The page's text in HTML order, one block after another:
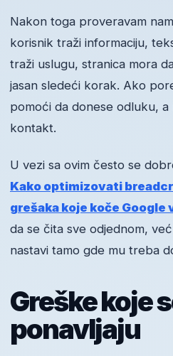
Nakon toga proveravam
korisnik traži informaciju,
traži uslugu, stranica mora
jasan sledeći korak. Ako
pomoći da donese odluku,
kontakt.
U vezi sa ovim često se
Kako optimizovati
grešaka koje koče
da se čita sve odjednom,
nastavi tamo gde mu treba
Greške koje
ponavljaju